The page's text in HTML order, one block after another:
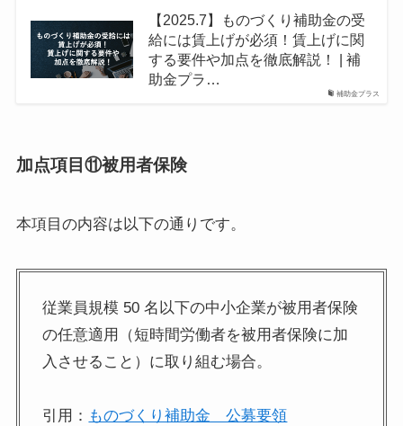
補助金プラス
【2025.7】ものづくり補助金の受
給には賃上げが必須！賃上げに関
する要件や加点を徹底解説！ | 補
助金プラ…
加点項目⑪被用者保険
本項目の内容は以下の通りです。
従業員規模 50 名以下の中小企業が被用者保険
の任意適用（短時間労働者を被用者保険に加
入させること）に取り組む場合。
引用： ものづくり補助金 公募要領